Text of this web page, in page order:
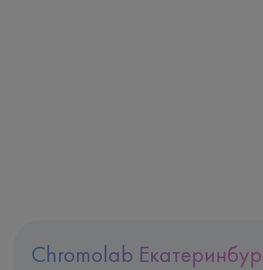
Chromolab